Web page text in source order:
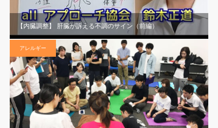
【内臓調整】 肝臓が訴える不調のサイン（前編）
アレルギー